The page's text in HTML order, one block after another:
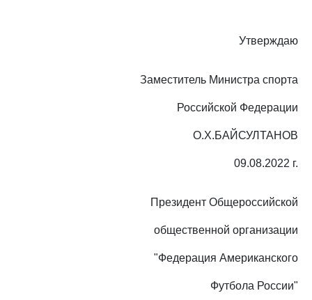
Утверждаю
Заместитель Министра спорта
Российской Федерации
О.Х.БАЙСУЛТАНОВ
09.08.2022 г.
Президент Общероссийской
общественной организации
"Федерация Американского
Футбола России"